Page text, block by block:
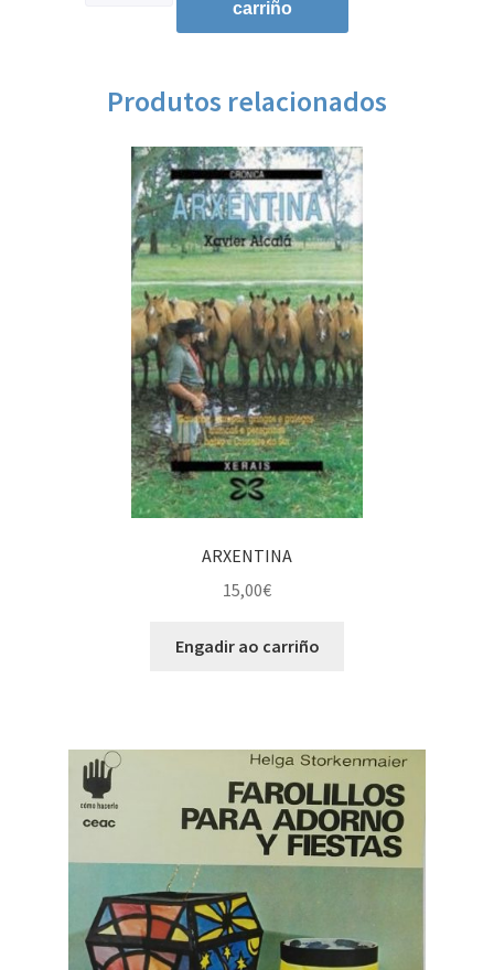
carriño
Produtos relacionados
ARXENTINA
15,00€
Engadir ao carriño